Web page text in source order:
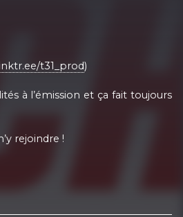
t31_prod)
à l’émission et ça fait toujours
rejoindre !